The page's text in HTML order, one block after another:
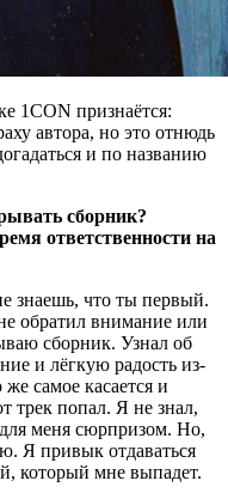
1CON признаётся:
автора, но это отнюдь
и по названию
сборник?
ответственности на
знаешь, что ты первый.
обратил внимание или
сборник. Узнал об
и лёгкую радость из-
же самое касается и
трек попал. Я не знал,
меня сюрпризом. Но,
Я привык отдаваться
который мне выпадет.